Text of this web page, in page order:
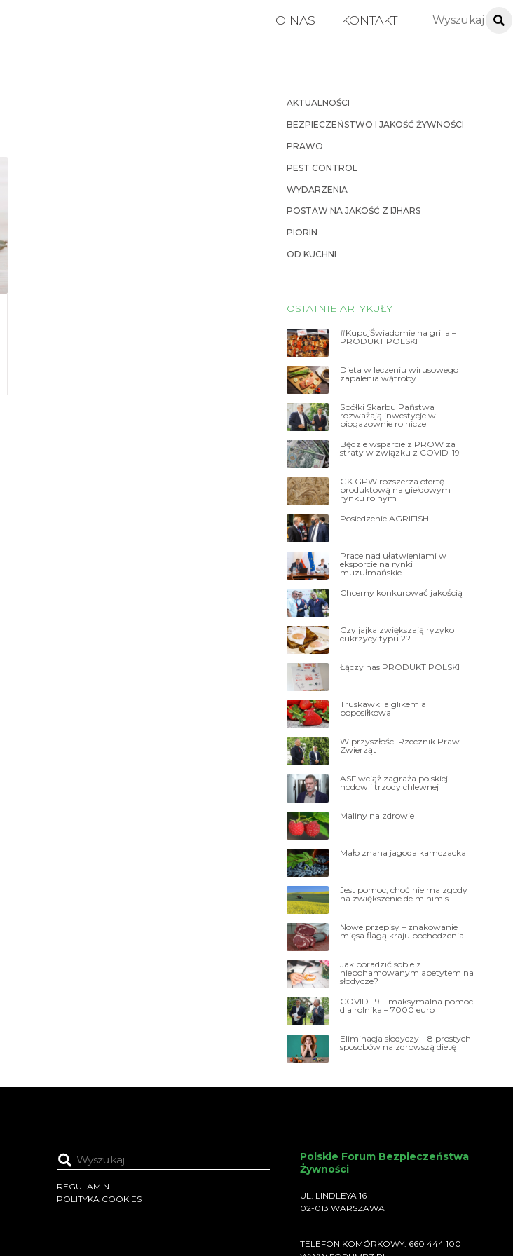
O NAS KONTAKT
AKTUALNOŚCI
BEZPIECZEŃSTWO I JAKOŚĆ ŻYWNOŚCI
PRAWO
PEST CONTROL
WYDARZENIA
POSTAW NA JAKOŚĆ Z IJHARS
PIORIN
OD KUCHNI
OSTATNIE ARTYKUŁY
#KupujŚwiadomie na grilla –
PRODUKT POLSKI
Dieta w leczeniu wirusowego
zapalenia wątroby
Spółki Skarbu Państwa
rozważają inwestycje w
biogazownie rolnicze
Będzie wsparcie z PROW za
straty w związku z COVID-19
GK GPW rozszerza ofertę
produktową na giełdowym
rynku rolnym
Posiedzenie AGRIFISH
Prace nad ułatwieniami w
eksporcie na rynki
muzułmańskie
Chcemy konkurować jakością
Czy jajka zwiększają ryzyko
cukrzycy typu 2?
Łączy nas PRODUKT POLSKI
Truskawki a glikemia
poposiłkowa
W przyszłości Rzecznik Praw
Zwierząt
ASF wciąż zagraża polskiej
hodowli trzody chlewnej
Maliny na zdrowie
Mało znana jagoda kamczacka
Jest pomoc, choć nie ma zgody
na zwiększenie de minimis
Nowe przepisy – znakowanie
mięsa flagą kraju pochodzenia
Jak poradzić sobie z
niepohamowanym apetytem na
słodycze?
COVID-19 – maksymalna pomoc
dla rolnika – 7000 euro
Eliminacja słodyczy – 8 prostych
sposobów na zdrowszą dietę
REGULAMIN
POLITYKA COOKIES
Polskie Forum Bezpieczeństwa
Żywności
UL. LINDLEYA 16
02-013 WARSZAWA
TELEFON KOMÓRKOWY: 660 444 100